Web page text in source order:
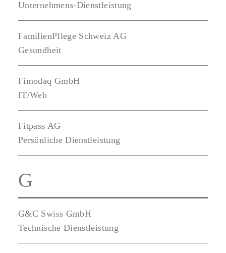
Unternehmens-Dienstleistung
FamilienPflege Schweiz AG
Gesundheit
Fimodaq GmbH
IT/Web
Fitpass AG
Persönliche Dienstleistung
G
G&C Swiss GmbH
Technische Dienstleistung